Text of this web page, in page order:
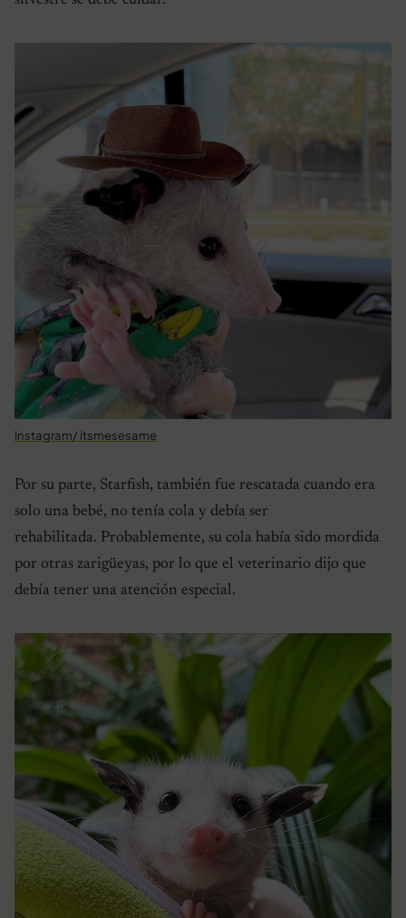
Instagram/ itsmesesame
Por su parte, Starfish, también fue rescatada cuando era
solo una bebé, no tenía cola y debía ser
rehabilitada. Probablemente, su cola había sido mordida
por otras zarigüeyas, por lo que el veterinario dijo que
debía tener una atención especial.